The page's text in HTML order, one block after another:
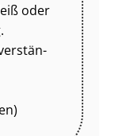
oder